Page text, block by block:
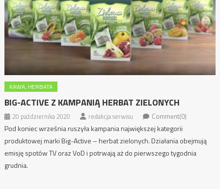
KAWA, HERBATA
BIG-ACTIVE Z KAMPANIĄ HERBAT ZIELONYCH
20 października 2020 redakcja serwisu Comment(0)
Pod koniec września ruszyła kampania największej kategorii
produktowej marki Big-Active – herbat zielonych. Działania obejmują
emisję spotów TV oraz VoD i potrwają aż do pierwszego tygodnia
grudnia.